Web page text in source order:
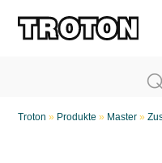
Troton » Produkte » Master »